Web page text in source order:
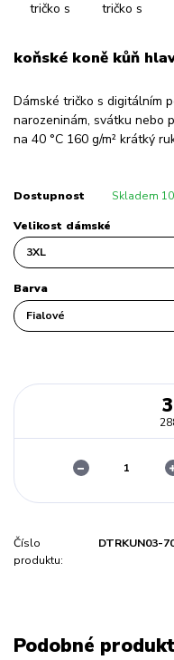
koňské koně kůň
Dámské tričko s digitálním
narozeninám, svátku nebo
na 40 °C 160 g/m² krátký
Dostupnost Skladem
Velikost dámské
Barva
Číslo
produktu:
DTRKUN03-
Podobné